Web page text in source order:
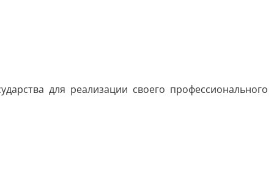
для реализации своего профессионального